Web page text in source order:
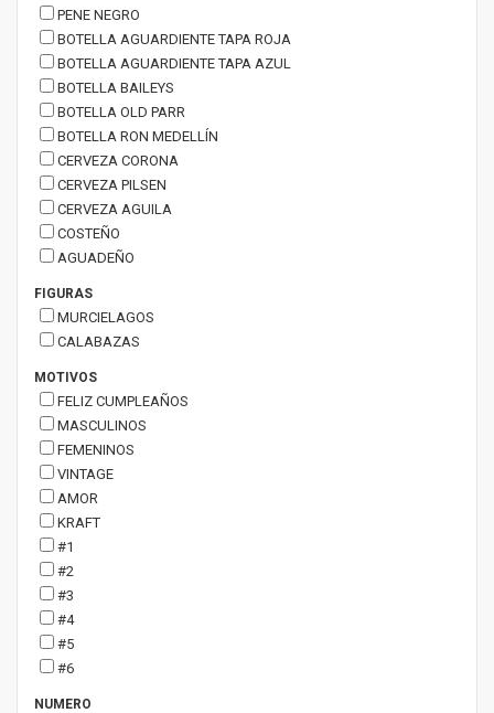
PENE NEGRO
BOTELLA AGUARDIENTE TAPA ROJA
BOTELLA AGUARDIENTE TAPA AZUL
BOTELLA BAILEYS
BOTELLA OLD PARR
BOTELLA RON MEDELLÍN
CERVEZA CORONA
CERVEZA PILSEN
CERVEZA AGUILA
COSTEÑO
AGUADEÑO
FIGURAS
MURCIELAGOS
CALABAZAS
MOTIVOS
FELIZ CUMPLEAÑOS
MASCULINOS
FEMENINOS
VINTAGE
AMOR
KRAFT
#1
#2
#3
#4
#5
#6
NUMERO